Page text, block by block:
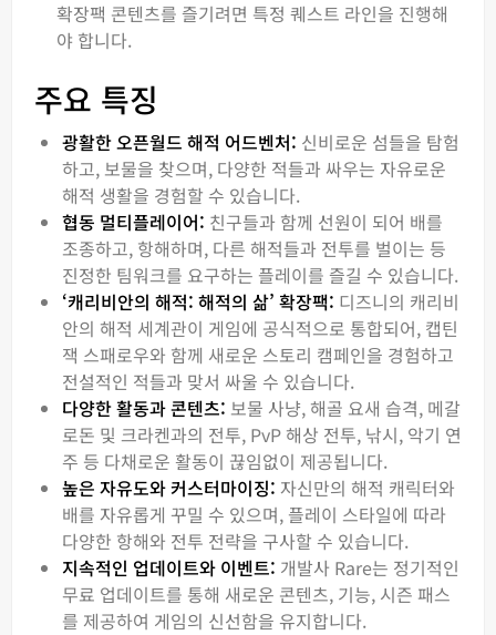
확장팩 콘텐츠를 즐기려면 특정 퀘스트 라인을 진행해
야 합니다.
주요 특징
광활한 오픈월드 해적 어드벤처: 신비로운 섬들을 탐험
하고, 보물을 찾으며, 다양한 적들과 싸우는 자유로운
해적 생활을 경험할 수 있습니다.
협동 멀티플레이어: 친구들과 함께 선원이 되어 배를
조종하고, 항해하며, 다른 해적들과 전투를 벌이는 등
진정한 팀워크를 요구하는 플레이를 즐길 수 있습니다.
‘캐리비안의 해적: 해적의 삶’ 확장팩: 디즈니의 캐리비
안의 해적 세계관이 게임에 공식적으로 통합되어, 캡틴
잭 스패로우와 함께 새로운 스토리 캠페인을 경험하고
전설적인 적들과 맞서 싸울 수 있습니다.
다양한 활동과 콘텐츠: 보물 사냥, 해골 요새 습격, 메갈
로돈 및 크라켄과의 전투, PvP 해상 전투, 낚시, 악기 연
주 등 다채로운 활동이 끊임없이 제공됩니다.
높은 자유도와 커스터마이징: 자신만의 해적 캐릭터와
배를 자유롭게 꾸밀 수 있으며, 플레이 스타일에 따라
다양한 항해와 전투 전략을 구사할 수 있습니다.
지속적인 업데이트와 이벤트: 개발사 Rare는 정기적인
무료 업데이트를 통해 새로운 콘텐츠, 기능, 시즌 패스
를 제공하여 게임의 신선함을 유지합니다.